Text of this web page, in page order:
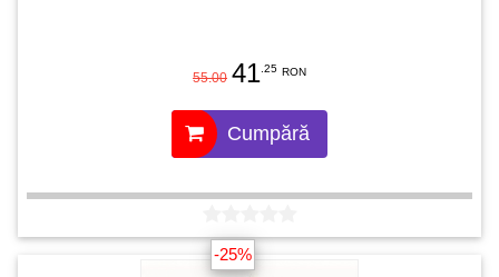
55.00 41 .25 RON
Cumpără
-25%